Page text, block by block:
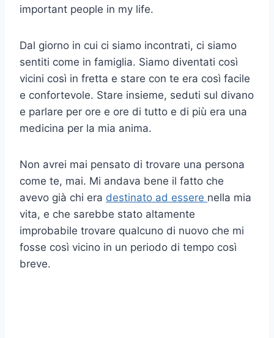
important people in my life.
Dal giorno in cui ci siamo incontrati, ci siamo
sentiti come in famiglia. Siamo diventati così
vicini così in fretta e stare con te era così facile
e confortevole. Stare insieme, seduti sul divano
e parlare per ore e ore di tutto e di più era una
medicina per la mia anima.
Non avrei mai pensato di trovare una persona
come te, mai. Mi andava bene il fatto che
avevo già chi era destinato ad essere nella mia
vita, e che sarebbe stato altamente
improbabile trovare qualcuno di nuovo che mi
fosse così vicino in un periodo di tempo così
breve.